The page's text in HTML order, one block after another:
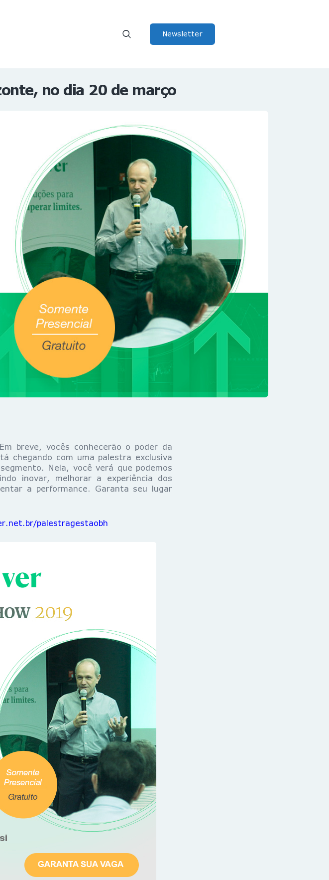
Newsletter
no dia 20 de março
breve, vocês conhecerão o poder da
chegando com uma palestra exclusiva
Nela, você verá que podemos
inovar, melhorar a experiência dos
a performance. Garanta seu lugar
palestragestaobh